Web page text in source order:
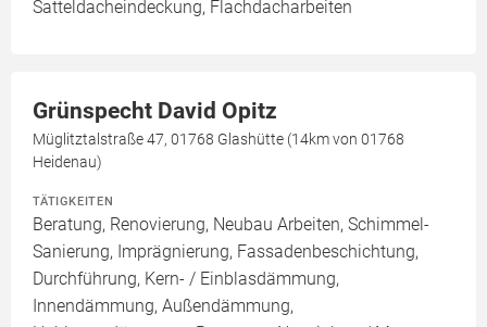
Satteldacheindeckung, Flachdacharbeiten
Grünspecht David Opitz
Müglitztalstraße 47, 01768 Glashütte (14km von 01768
Heidenau)
TÄTIGKEITEN
Beratung, Renovierung, Neubau Arbeiten, Schimmel-
Sanierung, Imprägnierung, Fassadenbeschichtung,
Durchführung, Kern- / Einblasdämmung,
Innendämmung, Außendämmung,